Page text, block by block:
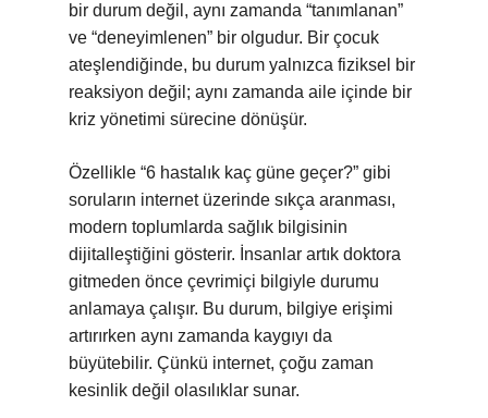
bir durum değil, aynı zamanda “tanımlanan”
ve “deneyimlenen” bir olgudur. Bir çocuk
ateşlendiğinde, bu durum yalnızca fiziksel bir
reaksiyon değil; aynı zamanda aile içinde bir
kriz yönetimi sürecine dönüşür.
Özellikle “6 hastalık kaç güne geçer?” gibi
soruların internet üzerinde sıkça aranması,
modern toplumlarda sağlık bilgisinin
dijitalleştiğini gösterir. İnsanlar artık doktora
gitmeden önce çevrimiçi bilgiyle durumu
anlamaya çalışır. Bu durum, bilgiye erişimi
artırırken aynı zamanda kaygıyı da
büyütebilir. Çünkü internet, çoğu zaman
kesinlik değil olasılıklar sunar.